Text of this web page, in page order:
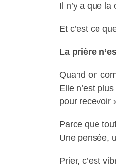
Il n’y a que
Et c’est ce
La prière
Quand on
Elle n’est
pour recevoir
Parce que
Une pensée,
Prier, c’est